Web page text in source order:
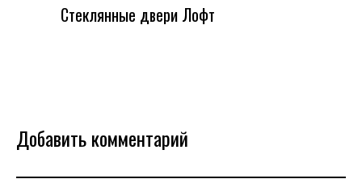
Стеклянные двери Лофт
Добавить комментарий